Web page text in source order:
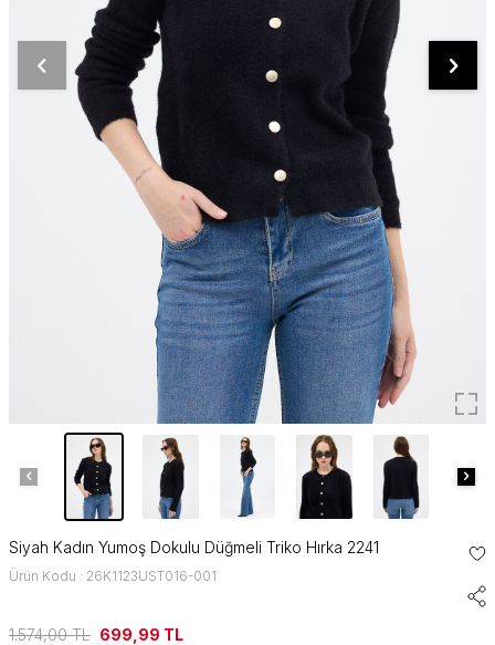
Siyah Kadın Yumoş Dokulu Düğmeli Triko Hırka 2241
Ürün Kodu : 26K1123UST016-001
1.574,00TL 699,99 TL